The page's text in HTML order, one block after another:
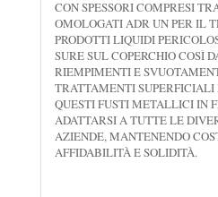
CON SPESSORI COMPRESI
OMOLOGATI ADR UN PER IL
PRODOTTI LIQUIDI
SURE SUL COPERCHIO COSÌ
RIEMPIMENTI E
TRATTAMENTI SUPERFICIALI
QUESTI FUSTI METALLICI IN
ADATTARSI A TUTTE LE
AZIENDE, MANTENENDO
AFFIDABILITÀ E SOLIDITÀ.